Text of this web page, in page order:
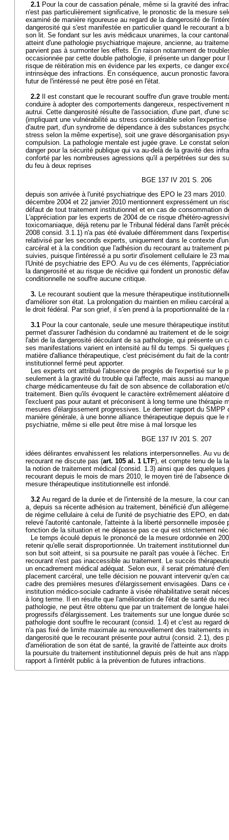
2.1 Pour la cour de cassation pénale, même si la gravité des
n'est pas particulièrement significative, le pronostic de la mesure
examiné de manière rigoureuse au regard de la dangerosité de
dangerosité qui s'est manifestée en particulier quand le recourant a
son lit. Se fondant sur les avis médicaux unanimes, la cour
atteint d'une pathologie psychiatrique majeure, ancienne, au
parvient pas à surmonter les effets. En raison notamment de
occasionnée par cette double pathologie, il présente un danger
risque de réitération mis en évidence par les experts, ce danger
intrinsèque des infractions. En conséquence, aucun pronostic
futur de l'intéressé ne peut être posé en l'état.
2.2
Il est constant que le recourant souffre d'un grave trouble
conduire à adopter des comportements dangereux, respectivement
autrui. Cette dangerosité résulte de l'association, d'une part, d'une
(impliquant une vulnérabilité au stress considérable selon
d'autre part, d'un syndrome de dépendance à des substances
stress selon la même expertise), soit une grave désorganisation
compulsion. La pathologie mentale est jugée grave. Le constat
danger pour la sécurité publique qui va au-delà de la gravité des
conforté par les nombreuses agressions qu'il a perpétrées sur des
du feu à deux reprises
BGE 137 IV 201 S. 206
depuis son arrivée à l'unité psychiatrique des EPO le 23 mars
décembre 2004 et 22 janvier 2010 mentionnent expressément un
défaut de tout traitement institutionnel et en cas de consommation
L'appréciation par les experts de 2004 de ce risque d'hétéro-
toxicomaniaque, déjà retenu par le Tribunal fédéral dans l'arrêt
2008 consid. 3.1.1) n'a pas été évaluée différemment dans
relativisé par les seconds experts, uniquement dans le contexte
carcéral et à la condition que l'adhésion du recourant au traitement
suivies, puisque l'intéressé a pu sortir d'isolement cellulaire le 23
l'Unité de psychiatrie des EPO. Au vu de ces éléments,
la dangerosité et au risque de récidive qui fondent un pronostic
conditionnelle ne souffre aucune critique.
3. Le recourant soutient que la mesure thérapeutique
d'améliorer son état. La prolongation du maintien en milieu carcéral
le droit fédéral. Par son grief, il s'en prend à la proportionnalité de la
3.1 Pour la cour cantonale, seule une mesure thérapeutique
permet d'assurer l'adhésion du condamné au traitement et de le
l'abri de la dangerosité découlant de sa pathologie, qui présente un
ses manifestations varient en intensité au fil du temps. Si quelques
matière d'alliance thérapeutique, c'est précisément du fait de la
institutionnel fermé peut apporter.
Les experts ont attribué l'absence de progrès de l'expertisé sur le
seulement à la gravité du trouble qui l'affecte, mais aussi au
charge médicamenteuse du fait de son absence de collaboration et/
traitement. Bien qu'ils évoquent le caractère extrêmement aléatoire
l'excluent pas pour autant et préconisent à long terme une thérapie
mesures d'élargissement progressives. Le dernier rapport du
manière générale, à une bonne alliance thérapeutique depuis que le
psychiatrie, même si elle peut être mise à mal lorsque les
BGE 137 IV 201 S. 207
idées délirantes envahissent les relations interpersonnelles. Au vu
recourant ne discute pas (art. 105 al. 1 LTF), et compte tenu de la
la notion de traitement médical (consid. 1.3) ainsi que des
recourant depuis le mois de mars 2010, le moyen tiré de l'absence
mesure thérapeutique institutionnelle est infondé.
3.2 Au regard de la durée et de l'intensité de la mesure, la cour
a, depuis sa récente adhésion au traitement, bénéficié d'un
de régime cellulaire à celui de l'unité de psychiatrie des EPO, en
relevé l'autorité cantonale, l'atteinte à la liberté personnelle imposée
fonction de la situation et ne dépasse pas ce qui est strictement
Le temps écoulé depuis le prononcé de la mesure ordonnée en
retenir qu'elle serait disproportionnée. Un traitement institutionnel
son but soit atteint, si sa poursuite ne paraît pas vouée à l'échec.
recourant n'est pas inaccessible au traitement. Le succès
un encadrement médical adéquat. Selon eux, il serait prématuré
placement carcéral, une telle décision ne pouvant intervenir qu'en
cadre des premières mesures d'élargissement envisagées. Dans
institution médico-sociale cadrante à visée réhabilitative serait
à long terme. Il en résulte que l'amélioration de l'état de santé du
pathologie, ne peut être obtenu que par un traitement de longue
progressifs d'élargissement. Les traitements sur une longue durée
pathologie dont souffre le recourant (consid. 1.4) et c'est au regard
n'a pas fixé de limite maximale au renouvellement des traitements
dangerosité que le recourant présente pour autrui (consid. 2.1), des
d'amélioration de son état de santé, la gravité de l'atteinte aux
la poursuite du traitement institutionnel depuis près de huit ans
rapport à l'intérêt public à la prévention de futures infractions.